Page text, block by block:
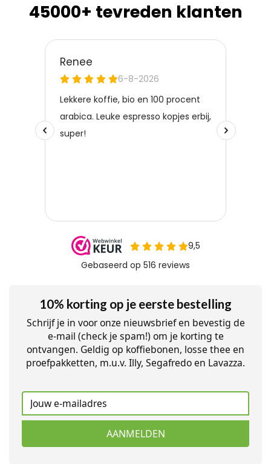
45000+ tevreden klanten
10% korting op je eerste bestelling
Schrijf je in voor onze nieuwsbrief en bevestig de
e-mail (check je spam!) om je korting te
ontvangen. Geldig op koffiebonen, losse thee en
proefpakketten, m.u.v. Illy, Segafredo en Lavazza.
AANMELDEN